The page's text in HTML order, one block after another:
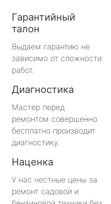
Гарантийный
талон
Выдаем гарантию не
зависимо от сложности
работ.
Диагностика
Мастер перед
ремонтом совершенно
бесплатно производит
диагностику.
Наценка
У нас честные цены за
ремонт садовой и